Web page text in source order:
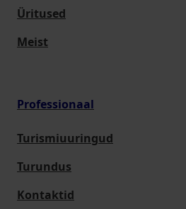
Üritused
Meist
Professionaal
Turismiuuringud
Turundus
Kontaktid